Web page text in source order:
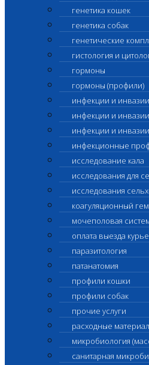
генетика кошек
генетика собак
генетические
гистология и
гормоны
гормоны (профили)
инфекции и
инфекции и
инфекции и
инфекционные
исследование кала
исследования для
исследования
коагуляционный
мочеполовая
оплата выезда
паразитология
патанатомия
профили кошки
профили собак
прочие услуги
расходные
микробиология
санитарная